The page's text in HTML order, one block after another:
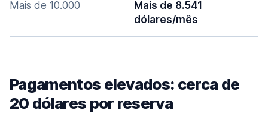
Mais de 10.000
Mais de 8.541
dólares/mês
Pagamentos elevados: cerca de
20 dólares por reserva